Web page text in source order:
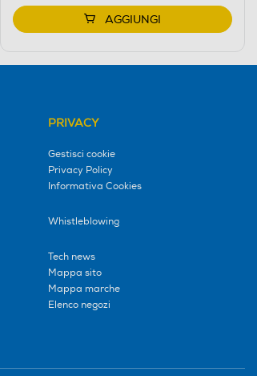
AGGIUNGI
PRIVACY
Gestisci cookie
Privacy Policy
Informativa Cookies
Whistleblowing
Tech news
Mappa sito
Mappa marche
Elenco negozi